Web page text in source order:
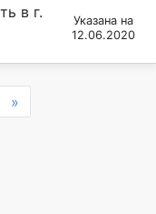
в г.
Указана на
12.06.2020
»Next